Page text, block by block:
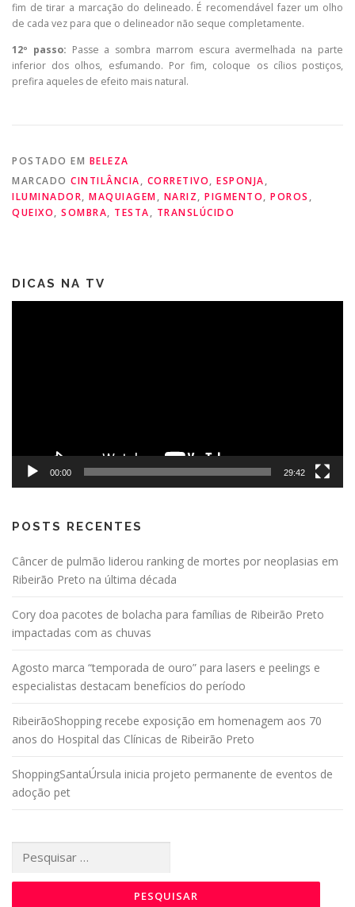
fim de tirar a marcação do delineado. É recomendável fazer um olho
de cada vez para que o delineador não seque completamente.
12º passo: Passe a sombra marrom escura avermelhada na parte
inferior dos olhos, esfumando. Por fim, coloque os cílios postiços,
prefira aqueles de efeito mais natural.
POSTADO EM BELEZA
MARCADO CINTILÂNCIA, CORRETIVO, ESPONJA,
ILUMINADOR, MAQUIAGEM, NARIZ, PIGMENTO, POROS ,
QUEIXO, SOMBRA, TESTA, TRANSLÚCIDO
DICAS NA TV
00:00 29:42
POSTS RECENTES
Câncer de pulmão liderou ranking de mortes por neoplasias em
Ribeirão Preto na última década
Cory doa pacotes de bolacha para famílias de Ribeirão Preto
impactadas com as chuvas
Agosto marca “temporada de ouro” para lasers e peelings e
especialistas destacam benefícios do período
RibeirãoShopping recebe exposição em homenagem aos 70
anos do Hospital das Clínicas de Ribeirão Preto
ShoppingSantaÚrsula inicia projeto permanente de eventos de
adoção pet
por: